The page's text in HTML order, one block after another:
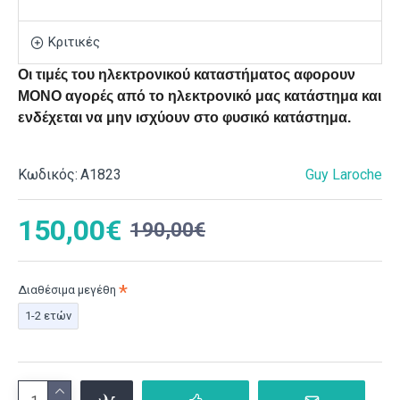
Κριτικές
Οι τιμές του ηλεκτρονικού καταστήματος αφορουν
ΜΟΝΟ αγορές από το ηλεκτρονικό μας κατάστημα και
ενδέχεται να μην ισχύουν στο φυσικό κατάστημα.
Κωδικός: Α1823 Guy Laroche
150,00€ 190,00€
Διαθέσιμα μεγέθη
1-2 ετών